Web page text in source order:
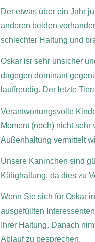
Der etwas über ein Jahr
anderen beiden
schlechter Haltung und
Oskar isr sehr unsicher
dagegen dominant
lauffreudig. Der letzte
Verantwortungsvolle
Moment (noch) nicht sehr
Außenhaltung vermittelt
Unsere Kaninchen sind
Käfighaltung, da dies zu
Wenn Sie sich für Oskar
ausgefüllten
Ihrer Haltung. Danach
Ablauf zu besprechen.